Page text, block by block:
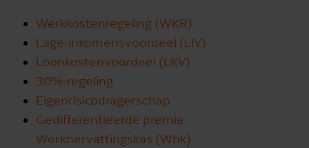
Werkkostenregeling (WKR)
Lage-inkomensvoordeel (LIV)
Loonkostenvoordeel (LKV)
30%-regeling
Eigenrisicodragerschap
Gedifferentieerde premie
Werkhervattingskas (Whk)